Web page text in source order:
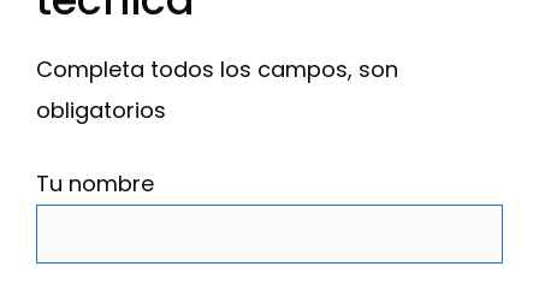
Completa todos los campos, son
obligatorios
Tu nombre